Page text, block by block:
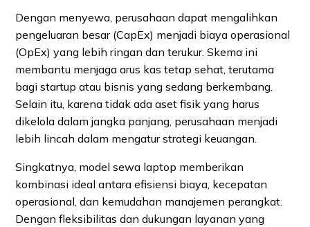
Dengan menyewa, perusahaan dapat mengalihkan
pengeluaran besar (CapEx) menjadi biaya operasional
(OpEx) yang lebih ringan dan terukur. Skema ini
membantu menjaga arus kas tetap sehat, terutama
bagi startup atau bisnis yang sedang berkembang.
Selain itu, karena tidak ada aset fisik yang harus
dikelola dalam jangka panjang, perusahaan menjadi
lebih lincah dalam mengatur strategi keuangan.
Singkatnya, model sewa laptop memberikan
kombinasi ideal antara efisiensi biaya, kecepatan
operasional, dan kemudahan manajemen perangkat.
Dengan fleksibilitas dan dukungan layanan yang